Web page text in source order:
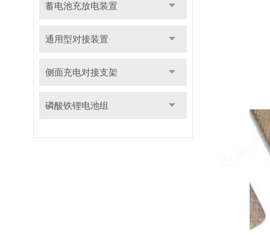
蓄电池充放电装置
通用型对接装置
侧面充电对接支架
磷酸铁锂电池组